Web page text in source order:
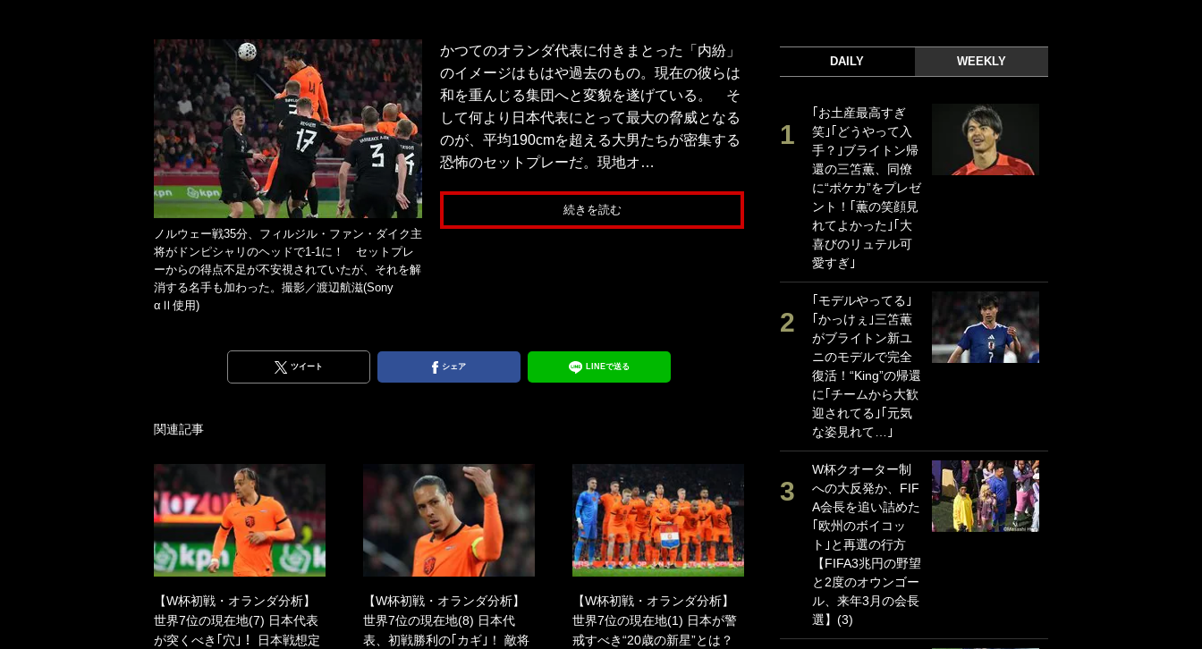
ノルウェー戦35分、フィルジル・ファン・ダイク主
将がドンピシャリのヘッドで1-1に！ セットプレ
ーからの得点不足が不安視されていたが、それを解
消する名手も加わった。撮影／渡辺航滋(Sony
αⅡ使用)
かつてのオランダ代表に付きまとった「内紛」
のイメージはもはや過去のもの。現在の彼らは
和を重んじる集団へと変貌を遂げている。 そ
して何より日本代表にとって最大の脅威となる
のが、平均190cmを超える大男たちが密集する
恐怖のセットプレーだ。現地オ…
続きを読む
ツイート シェア LINEで送る
関連記事
【W杯初戦・オランダ分析】
世界7位の現在地(7) 日本代表
が突くべき｢穴｣！ 日本戦想定
【W杯初戦・オランダ分析】
世界7位の現在地(8) 日本代
表、初戦勝利の｢カギ｣！ 敵将
【W杯初戦・オランダ分析】
世界7位の現在地(1) 日本が警
戒すべき“20歳の新星”とは？
DAILY WEEKLY
｢お土産最高すぎ
笑｣｢どうやって入
手？｣ブライトン帰
還の三笘薫、同僚
に“ポケカ”をプレゼ
ント！｢薫の笑顔見
れてよかった｣｢大
喜びのリュテル可
愛すぎ｣
｢モデルやってる｣
｢かっけぇ｣三笘薫
がブライトン新ユ
ニのモデルで完全
復活！“King”の帰還
に｢チームから大歓
迎されてる｣｢元気
な姿見れて…｣
W杯クオーター制
への大反発か、FIF
A会長を追い詰めた
｢欧州のボイコッ
ト｣と再選の行方
【FIFA3兆円の野望
と2度のオウンゴー
ル、来年3月の会長
選】(3)